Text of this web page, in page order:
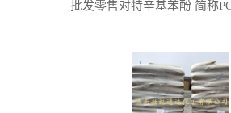
批发零售对特辛基苯酚 简称